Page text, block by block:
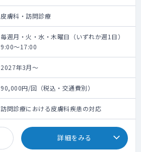
皮膚科・訪問診療
毎週月・火・水・木曜日（いずれか週1日）
9:00～17:00
2027年3月～
90,000円/回（税込・交通費別）
訪問診療における皮膚科疾患の対応
詳細をみる